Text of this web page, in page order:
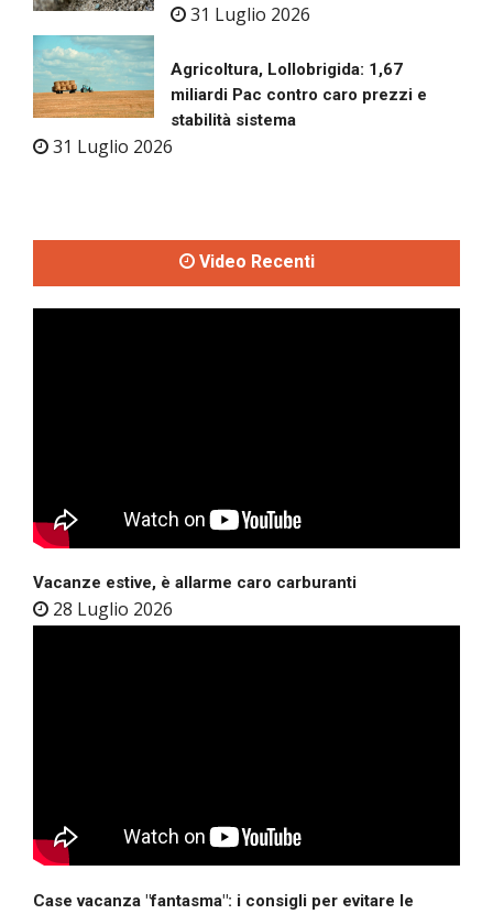
31 Luglio 2026
Agricoltura, Lollobrigida: 1,67
miliardi Pac contro caro prezzi e
stabilità sistema
31 Luglio 2026
Video Recenti
Vacanze estive, è allarme caro carburanti
28 Luglio 2026
Case vacanza "fantasma": i consigli per evitare le